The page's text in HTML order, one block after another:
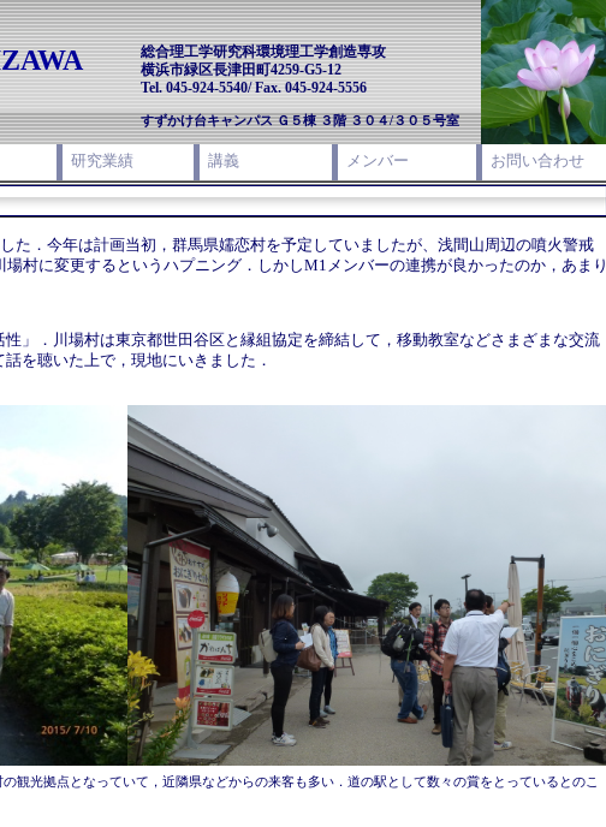
総合理工学研究科環境理工学創造専攻
横浜市緑区長津田町4259-G5-12
Tel. 045-924-5540/ Fax. 045-924-5556
すずかけ台キャンパス Ｇ５棟 ３階 ３０４/３０５号室
研究業績 講義 メンバー お問い合わせ
た．今年は計画当初，群馬県嬬恋村を予定していましたが、浅間山周辺の噴火警戒
村に変更するというハプニング．しかしM1メンバーの連携が良かったのか，あまり
」．川場村は東京都世田谷区と縁組協定を締結して，移動教室などさまざまな交流
を聴いた上で，現地にいきました．
観光拠点となっていて，近隣県などからの来客も多い．道の駅として数々の賞をとっているとのこ